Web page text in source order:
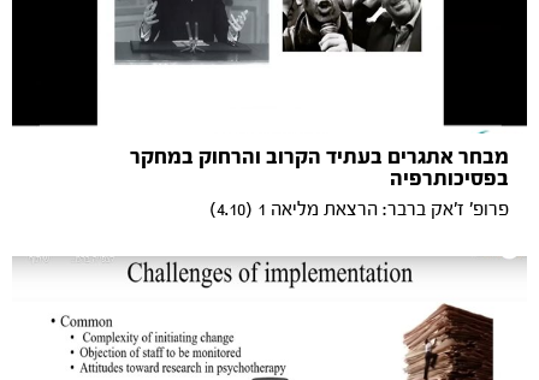
מבחר אתגרים בעתיד הקרוב והרחוק במחקר
בפסיכותרפיה
פרופ' ז'אק ברבר: הרצאת מליאה 1 (4.10)